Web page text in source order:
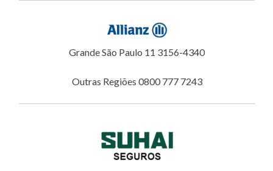
Grande São Paulo 11 3156-4340
Outras Regiões 0800 777 7243